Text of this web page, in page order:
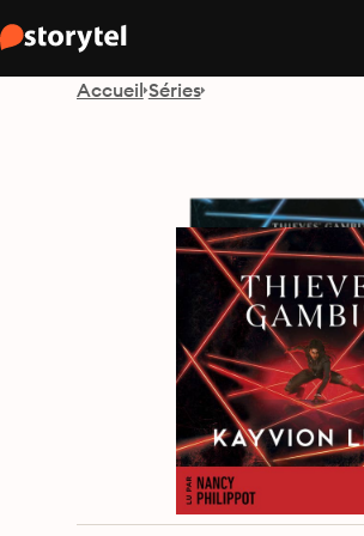
Accueil Séries